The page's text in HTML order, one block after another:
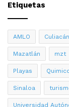
Etiquetas
AMLO Culiacán
Mazatlán mzt
Playas
Sinaloa
Universidad